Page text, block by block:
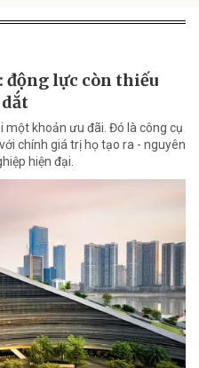
động lực còn thiếu
khoản ưu đãi. Đó là công cụ
chính giá trị họ tạo ra - nguyên
hiện đại.